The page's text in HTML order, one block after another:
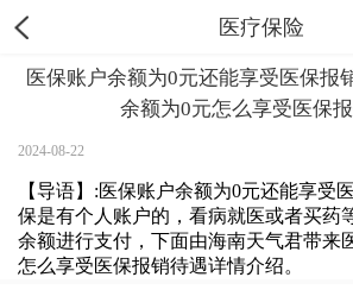
医疗保险
医保账户余额为0元还能享受医保报
余额为0元怎么享受医保
2024-08-22
【导语】:医保账户余额为0元还能享受
保是有个人账户的，看病就医或者买药
余额进行支付，下面由海南天气君带来
怎么享受医保报销待遇详情介绍。